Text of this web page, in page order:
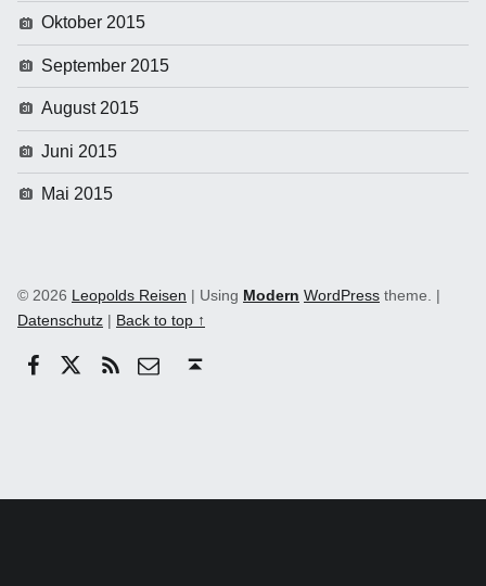
Oktober 2015
September 2015
August 2015
Juni 2015
Mai 2015
© 2026 Leopolds Reisen | Using Modern WordPress theme.
|
Datenschutz | Back to top ↑